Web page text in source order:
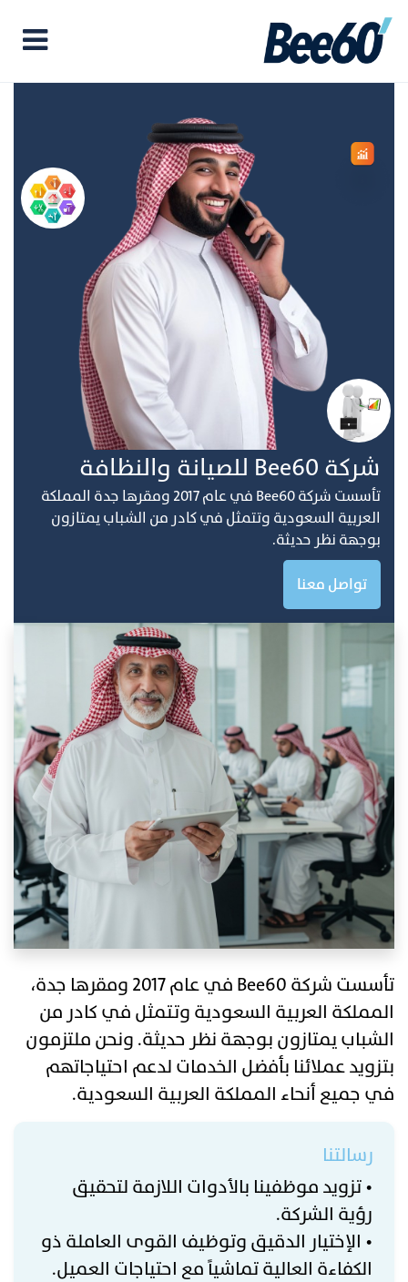
ﺷﺮﻛﺔ Bee60 ﻟﻠﺼﻴﺎﻧﺔ واﻟﻨﻈﺎفة
ﺗﺄﺳﺴﺖ ﺷﺮﻛﺔ Bee60 ﻓﻲ ﻋﺎم 2017 وﻣﻘﺮﻫﺎ ﺟﺪة اﻟﻤﻤﻠﻜﺔ
اﻟﻌﺮﺑﻴﺔ اﻟﺴﻌﻮدﻳﺔ وﺗﺘﻤﺜﻞ ﻓﻲ ﻛﺎدر ﻣﻦ اﻟﺸﺒﺎب ﻳﻤﺘﺎزون
ﺑﻮﺟﻬﺔ ﻧﻈﺮ ﺣﺪﻳﺜﺔ.
تواصل معنا
تأسست شركة Bee60 في عام 2017 ومقرها جدة،
المملكة العربية السعودية وتتمثل في كادر من
الشباب يمتازون بوجهة نظر حديثة. ونحن ملتزمون
بتزويد عملائنا بأفضل الخدمات لدعم احتياجاتهم
في جميع أنحاء المملكة العربية السعودية.
رسالتنا
• تزويد موظفينا بالأدوات اللازمة لتحقيق
رؤية الشركة.
• الإختيار الدقيق وتوظيف القوى العاملة ذو
الكفاءة العالية تماشياً مع احتياجات العميل.